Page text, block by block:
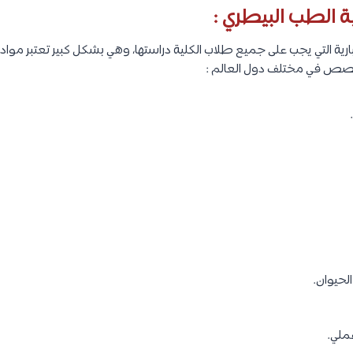
البيطري :
التي يجب على جميع طلاب الكلية دراستها، وهي بشكل كبير تعتبر
في مختلف دول العالم :